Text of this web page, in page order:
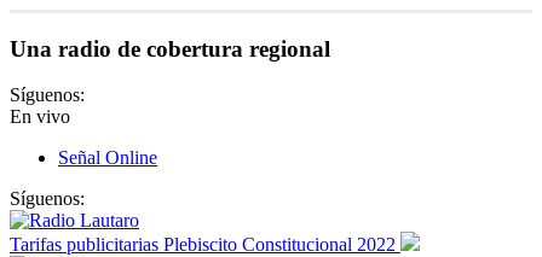
Una radio de cobertura regional
Síguenos:
En vivo
Señal Online
Síguenos:
Tarifas publicitarias Plebiscito Constitucional 2022